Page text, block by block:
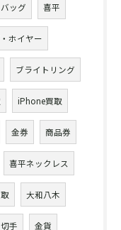
バッグ 喜平
ホイヤー
ブライトリング
iPhone買取
金券 商品券
喜平ネックレス
大和八木
切手 金貨